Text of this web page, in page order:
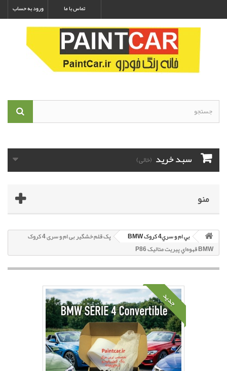
ورود به حساب تماس با ما
سبد خرید (خالی)
منو
بي ام و سري4 کروک BMW
پک قلم خشگير بی ام و سری 4 کروک
BMW قهوه‌اي پيريت متاليک P86
جدید